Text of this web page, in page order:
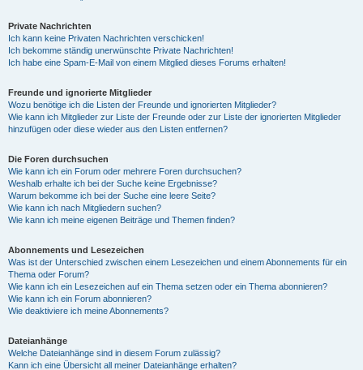
Private Nachrichten
Ich kann keine Privaten Nachrichten verschicken!
Ich bekomme ständig unerwünschte Private Nachrichten!
Ich habe eine Spam-E-Mail von einem Mitglied dieses Forums erhalten!
Freunde und ignorierte Mitglieder
Wozu benötige ich die Listen der Freunde und ignorierten Mitglieder?
Wie kann ich Mitglieder zur Liste der Freunde oder zur Liste der ignorierten Mitglieder
hinzufügen oder diese wieder aus den Listen entfernen?
Die Foren durchsuchen
Wie kann ich ein Forum oder mehrere Foren durchsuchen?
Weshalb erhalte ich bei der Suche keine Ergebnisse?
Warum bekomme ich bei der Suche eine leere Seite?
Wie kann ich nach Mitgliedern suchen?
Wie kann ich meine eigenen Beiträge und Themen finden?
Abonnements und Lesezeichen
Was ist der Unterschied zwischen einem Lesezeichen und einem Abonnements für ein
Thema oder Forum?
Wie kann ich ein Lesezeichen auf ein Thema setzen oder ein Thema abonnieren?
Wie kann ich ein Forum abonnieren?
Wie deaktiviere ich meine Abonnements?
Dateianhänge
Welche Dateianhänge sind in diesem Forum zulässig?
Kann ich eine Übersicht all meiner Dateianhänge erhalten?